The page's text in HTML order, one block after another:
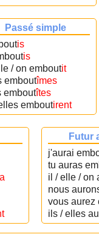
Passé simple
is
is
/ on emboutit
emboutîmes
emboutîtes
emboutirent
Futur
j'aurai
tu auras
il / elle / on
nous
vous aurez
ils / elles